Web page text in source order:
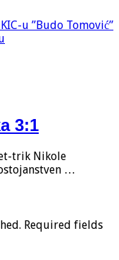
u ”Budo Tomović”
3:1
trik Nikole
…
Required fields